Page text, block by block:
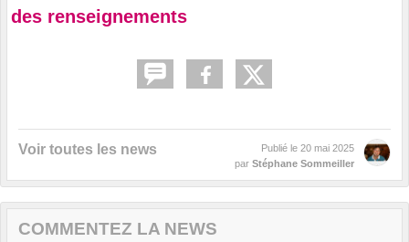
des renseignements
Voir toutes les news Publié le 20 mai 2025
par Stéphane Sommeiller
COMMENTEZ LA NEWS